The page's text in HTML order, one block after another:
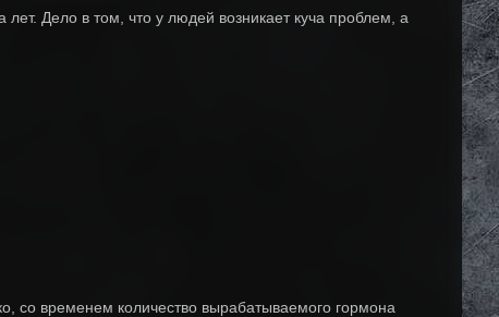
Дело в том, что у людей возникает куча проблем, а
со временем количество вырабатываемого гормона